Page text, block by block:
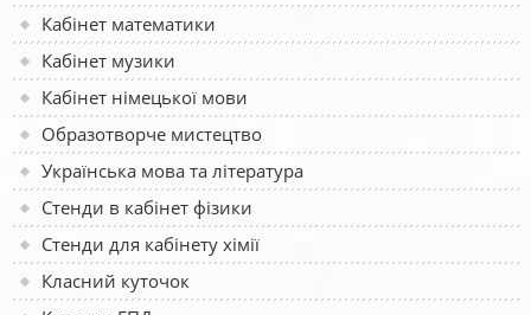
Кабінет математики
Кабінет музики
Кабінет німецької мови
Образотворче мистецтво
Українська мова та література
Стенди в кабінет фізики
Стенди для кабінету хімії
Класний куточок